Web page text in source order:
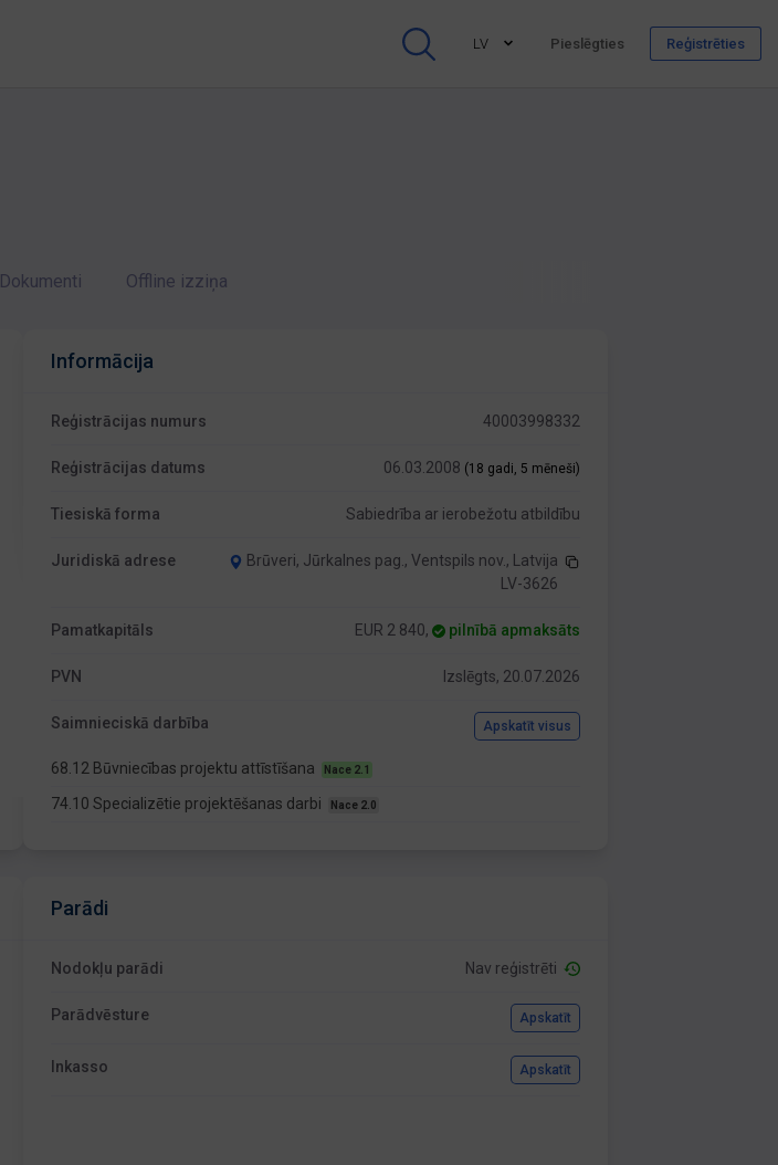
LV Pieslēgties Reģistrēties
Dokumenti Offline izziņa
Informācija
Reģistrācijas numurs 40003998332
Reģistrācijas datums 06.03.2008 (18 gadi, 5 mēneši)
Tiesiskā forma Sabiedrība ar ierobežotu atbildību
Juridiskā adrese
Brūveri, Jūrkalnes pag., Ventspils nov., Latvija
LV-3626
Pamatkapitāls EUR 2 840, pilnībā apmaksāts
PVN Izslēgts, 20.07.2026
Saimnieciskā darbība Apskatīt visus
68.12 Būvniecības projektu attīstīšana Nace 2.1
74.10 Specializētie projektēšanas darbi Nace 2.0
Parādi
Nodokļu parādi Nav reģistrēti
Parādvēsture Apskatīt
Inkasso Apskatīt